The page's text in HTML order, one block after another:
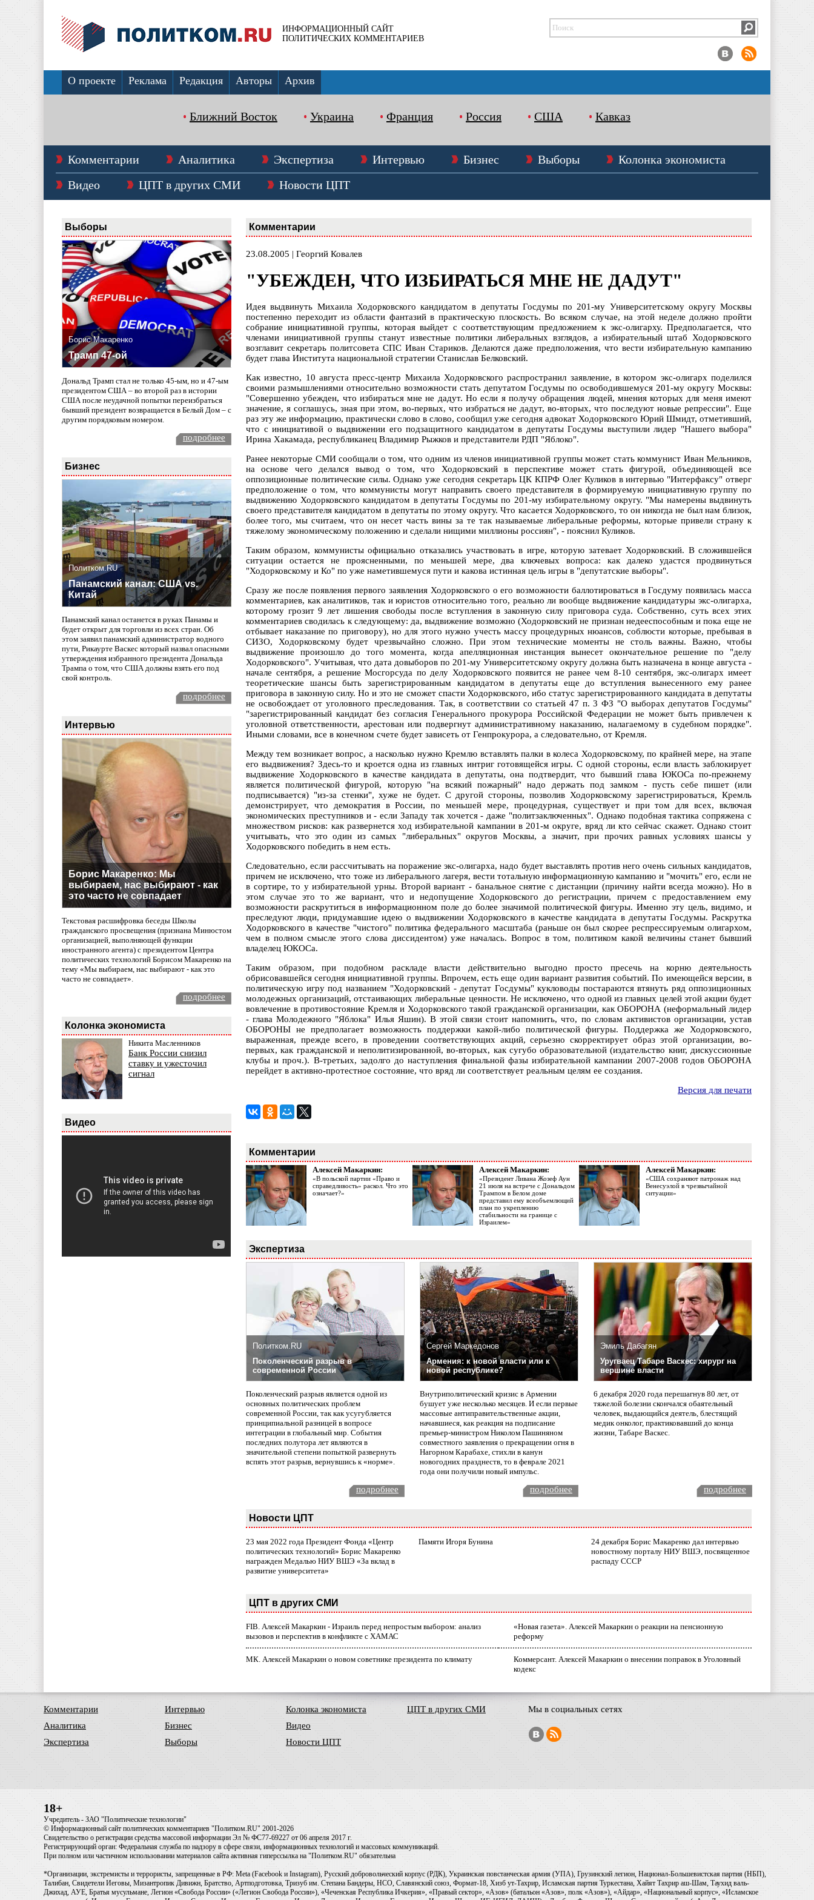
ИНФОРМАЦИОННЫЙ САЙТ
ПОЛИТИЧЕСКИХ КОММЕНТАРИЕВ
О проекте Реклама Редакция Авторы Архив
Ближний Восток Украина Франция Россия США Кавказ
Комментарии Аналитика Экспертиза Интервью Бизнес Выборы
Колонка экономиста
Видео
ЦПТ в других СМИ Новости ЦПТ
Выборы
Борис Макаренко
Трамп 47-ой
Дональд Трамп стал не только 45-ым, но и 47-ым
президентом США – во второй раз в истории
США после неудачной попытки переизбраться
бывший президент возвращается в Белый Дом – с
другим порядковым номером.
подробнее
Бизнес
Политком.RU
Панамский канал: США vs.
Китай
Панамский канал останется в руках Панамы и
будет открыт для торговли из всех стран. Об
этом заявил панамский администратор водного
пути, Рикаурте Васкес который назвал опасными
утверждения избранного президента Дональда
Трампа о том, что США должны взять его под
свой контроль.
подробнее
Интервью
Борис Макаренко: Мы
выбираем, нас выбирают - как
это часто не совпадает
Текстовая расшифровка беседы Школы
гражданского просвещения (признана Минюстом
организацией, выполняющей функции
иностранного агента) с президентом Центра
политических технологий Борисом Макаренко на
тему «Мы выбираем, нас выбирают - как это
часто не совпадает».
подробнее
Колонка экономиста
Никита Масленников
Банк России снизил
ставку и ужесточил
сигнал
Видео
Комментарии
23.08.2005 | Георгий Ковалев
"УБЕЖДЕН, ЧТО ИЗБИРАТЬСЯ МНЕ НЕ ДАДУТ"
Идея выдвинуть Михаила Ходорковского кандидатом в депутаты Госдумы по 201-му Университетскому округу Москвы
постепенно переходит из области фантазий в практическую плоскость. Во всяком случае, на этой неделе должно пройти
собрание инициативной группы, которая выйдет с соответствующим предложением к экс-олигарху. Предполагается, что
членами инициативной группы станут известные политики либеральных взглядов, а избирательный штаб Ходорковского
возглавит секретарь политсовета СПС Иван Стариков. Делаются даже предположения, что вести избирательную кампанию
будет глава Института национальной стратегии Станислав Белковский.
Как известно, 10 августа пресс-центр Михаила Ходорковского распространил заявление, в котором экс-олигарх поделился
своими размышлениями относительно возможности стать депутатом Госдумы по освободившемуся 201-му округу Москвы:
"Совершенно убежден, что избираться мне не дадут. Но если я получу обращения людей, мнения которых для меня имеют
значение, я соглашусь, зная при этом, во-первых, что избраться не дадут, во-вторых, что последуют новые репрессии". Еще
раз эту же информацию, практически слово в слово, сообщил уже сегодня адвокат Ходорковского Юрий Шмидт, отметивший,
что с инициативой о выдвижении его подзащитного кандидатом в депутаты Госдумы выступили лидер "Нашего выбора"
Ирина Хакамада, республиканец Владимир Рыжков и представители РДП "Яблоко".
Ранее некоторые СМИ сообщали о том, что одним из членов инициативной группы может стать коммунист Иван Мельников,
на основе чего делался вывод о том, что Ходорковский в перспективе может стать фигурой, объединяющей все
оппозиционные политические силы. Однако уже сегодня секретарь ЦК КПРФ Олег Куликов в интервью "Интерфаксу" отверг
предположение о том, что коммунисты могут направить своего представителя в формируемую инициативную группу по
выдвижению Ходорковского кандидатом в депутаты Госдумы по 201-му избирательному округу. "Мы намерены выдвинуть
своего представителя кандидатом в депутаты по этому округу. Что касается Ходорковского, то он никогда не был нам близок,
более того, мы считаем, что он несет часть вины за те так называемые либеральные реформы, которые привели страну к
тяжелому экономическому положению и сделали нищими миллионы россиян", - пояснил Куликов.
Таким образом, коммунисты официально отказались участвовать в игре, которую затевает Ходорковский. В сложившейся
ситуации остается не проясненными, по меньшей мере, два ключевых вопроса: как далеко удастся продвинуться
"Ходорковскому и Ко" по уже наметившемуся пути и какова истинная цель игры в "депутатские выборы".
Сразу же после появления первого заявления Ходорковского о его возможности баллотироваться в Госдуму появилась масса
комментариев, как аналитиков, так и юристов относительно того, реально ли вообще выдвижение кандидатуры экс-олигарха,
которому грозит 9 лет лишения свободы после вступления в законную силу приговора суда. Собственно, суть всех этих
комментариев сводилась к следующему: да, выдвижение возможно (Ходорковский не признан недееспособным и пока еще не
отбывает наказание по приговору), но для этого нужно учесть массу процедурных нюансов, соблюсти которые, пребывая в
СИЗО, Ходорковскому будет чрезвычайно сложно. При этом технические моменты не столь важны. Важно, чтобы
выдвижение произошло до того момента, когда апелляционная инстанция вынесет окончательное решение по "делу
Ходорковского". Учитывая, что дата довыборов по 201-му Университетскому округу должна быть назначена в конце августа -
начале сентября, а решение Мосгорсуда по делу Ходорковского появится не ранее чем 8-10 сентября, экс-олигарх имеет
теоретические шансы быть зарегистрированным кандидатом в депутаты еще до вступления вынесенного ему ранее
приговора в законную силу. Но и это не сможет спасти Ходорковского, ибо статус зарегистрированного кандидата в депутаты
не освобождает от уголовного преследования. Так, в соответствии со статьей 47 п. 3 ФЗ "О выборах депутатов Госдумы"
"зарегистрированный кандидат без согласия Генерального прокурора Российской Федерации не может быть привлечен к
уголовной ответственности, арестован или подвергнут административному наказанию, налагаемому в судебном порядке".
Иными словами, все в конечном счете будет зависеть от Генпрокурора, а следовательно, от Кремля.
Между тем возникает вопрос, а насколько нужно Кремлю вставлять палки в колеса Ходорковскому, по крайней мере, на этапе
его выдвижения? Здесь-то и кроется одна из главных интриг готовящейся игры. С одной стороны, если власть заблокирует
выдвижение Ходорковского в качестве кандидата в депутаты, она подтвердит, что бывший глава ЮКОСа по-прежнему
является политической фигурой, которую "на всякий пожарный" надо держать под замком - пусть себе пишет (или
подписывается) "из-за стенки", хуже не будет. С другой стороны, позволив Ходорковскому зарегистрироваться, Кремль
демонстрирует, что демократия в России, по меньшей мере, процедурная, существует и при том для всех, включая
экономических преступников и - если Западу так хочется - даже "политзаключенных". Однако подобная тактика сопряжена с
множеством рисков: как развернется ход избирательной кампании в 201-м округе, вряд ли кто сейчас скажет. Однако стоит
учитывать, что это один из самых "либеральных" округов Москвы, а значит, при прочих равных условиях шансы у
Ходорковского победить в нем есть.
Следовательно, если рассчитывать на поражение экс-олигарха, надо будет выставлять против него очень сильных кандидатов,
причем не исключено, что тоже из либерального лагеря, вести тотальную информационную кампанию и "мочить" его, если не
в сортире, то у избирательной урны. Второй вариант - банальное снятие с дистанции (причину найти всегда можно). Но в
этом случае это то же вариант, что и недопущение Ходорковского до регистрации, причем с предоставлением ему
возможности раскрутиться в информационном поле до более значимой политической фигуры. Именно эту цель, видимо, и
преследуют люди, придумавшие идею о выдвижении Ходорковского в качестве кандидата в депутаты Госдумы. Раскрутка
Ходорковского в качестве "чистого" политика федерального масштаба (раньше он был скорее респрессируемым олигархом,
чем в полном смысле этого слова диссидентом) уже началась. Вопрос в том, политиком какой величины станет бывший
владелец ЮКОСа.
Таким образом, при подобном раскладе власти действительно выгодно просто пресечь на корню деятельность
обрисовавшейся сегодня инициативной группы. Впрочем, есть еще один вариант развития событий. По имеющейся версии, в
политическую игру под названием "Ходорковский - депутат Госдумы" кукловоды постараются втянуть ряд оппозиционных
молодежных организаций, отстаивающих либеральные ценности. Не исключено, что одной из главных целей этой акции будет
вовлечение в противостояние Кремля и Ходорковского такой гражданской организации, как ОБОРОНА (неформальный лидер
- глава Молодежного "Яблока" Илья Яшин). В этой связи стоит напомнить, что, по словам активистов организации, устав
ОБОРОНЫ не предполагает возможность поддержки какой-либо политической фигуры. Поддержка же Ходорковского,
выраженная, прежде всего, в проведении соответствующих акций, серьезно скорректирует образ этой организации, во-
первых, как гражданской и неполитизированной, во-вторых, как сугубо образовательной (издательство книг, дискуссионные
клубы и проч.). В-третьих, задолго до наступления финальной фазы избирательной кампании 2007-2008 годов ОБОРОНА
перейдет в активно-протестное состояние, что вряд ли соответствует реальным целям ее создания.
Версия для печати
Комментарии
Алексей Макаркин:
«В польской партии «Право и
справедливость» раскол. Что это
означает?»
Алексей Макаркин:
«Президент Ливана Жозеф Аун
21 июля на встрече с Дональдом
Трампом в Белом доме
представил ему всеобъемлющий
план по укреплению
стабильности на границе с
Израилем»
Алексей Макаркин:
«США сохраняют патронаж над
Венесуэлой в чрезвычайной
ситуации»
Экспертиза
Политком.RU
Поколенческий разрыв в
современной России
Поколенческий разрыв является одной из
основных политических проблем
современной России, так как усугубляется
принципиальной разницей в вопросе
интеграции в глобальный мир. События
последних полутора лет являются в
значительной степени попыткой развернуть
вспять этот разрыв, вернувшись к «норме».
Сергей Маркедонов
Армения: к новой власти или к
новой республике?
Внутриполитический кризис в Армении
бушует уже несколько месяцев. И если первые
массовые антиправительственные акции,
начавшиеся, как реакция на подписание
премьер-министром Николом Пашиняном
совместного заявления о прекращении огня в
Нагорном Карабахе, стихли в канун
новогодних празднеств, то в феврале 2021
года они получили новый импульс.
Эмиль Дабагян
Уругваец Табаре Васкес: хирург на
вершине власти
6 декабря 2020 года перешагнув 80 лет, от
тяжелой болезни скончался обаятельный
человек, выдающийся деятель, блестящий
медик онколог, практиковавший до конца
жизни, Табаре Васкес.
подробнее подробнее подробнее
Новости ЦПТ
23 мая 2022 года Президент Фонда «Центр
политических технологий» Борис Макаренко
награжден Медалью НИУ ВШЭ «За вклад в
развитие университета»
Памяти Игоря Бунина
24 декабря Борис Макаренко дал интервью
новостному порталу НИУ ВШЭ, посвященное
распаду СССР
ЦПТ в других СМИ
FIB. Алексей Макаркин - Израиль перед непростым выбором: анализ
вызовов и перспектив в конфликте с ХАМАС
«Новая газета». Алексей Макаркин о реакции на пенсионную
реформу
МК. Алексей Макаркин о новом советнике президента по климату
Коммерсант. Алексей Макаркин о внесении поправок в Уголовный
кодекс
Комментарии
Аналитика
Экспертиза
Интервью
Бизнес
Выборы
Колонка экономиста
Видео
Новости ЦПТ
ЦПТ в других СМИ Мы в социальных сетях
18+
Учредитель - ЗАО "Политические технологии"
© Информационный сайт политических комментариев "Политком.RU" 2001-2026
Свидетельство о регистрации средства массовой информации Эл № ФС77-69227 от 06 апреля 2017 г.
Регистрирующий орган: Федеральная служба по надзору в сфере связи, информационных технологий и массовых коммуникаций.
При полном или частичном использовании материалов сайта активная гиперссылка на "Политком.RU" обязательна
*Организации, экстремисты и террористы, запрещенные в РФ: Meta (Facebook и Instagram), Русский добровольческий корпус (РДК), Украинская повстанческая армия (УПА), Грузинский легион, Национал-Большевистская партия (НБП),
Талибан, Свидетели Иеговы, Мизантропик Дивижн, Братство, Артподготовка, Тризуб им. Степана Бандеры, НСО, Славянский союз, Формат-18, Хизб ут-Тахрир, Исламская партия Туркестана, Хайят Тахрир аш-Шам, Таухид валь-
Джихад, АУЕ, Братья мусульмане, Легион «Свобода России» («Легион Свобода России»), «Чеченская Республика Ичкерия», «Правый сектор», «Азов» (батальон «Азов», полк «Азов»), «Айдар», «Национальный корпус», «Исламское